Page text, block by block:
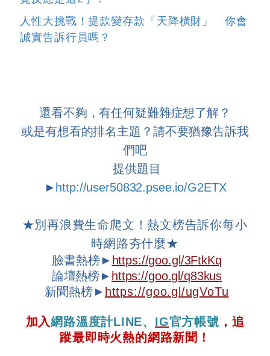
人性大挑戰！提款變存款「天降橫財」 你會
誠實告訴行員嗎？
還看不夠，有任何疑難雜症想了解？
或是有想看的排名主題？請不要猶豫告訴我
們吧
提供題目
► http://user50832.psee.io/G2ETX
★別再浪費生命爬文！熱文榜告訴你每小
時網路夯什麼★
臉書熱榜► https://goo.gl/3FtkKq
論壇熱榜► https://goo.gl/q83kus
新聞熱榜► https://goo.gl/ugVoTu
加入網路溫度計LINE、 IG官方帳號 ，追
蹤最即時火熱的網路新聞！